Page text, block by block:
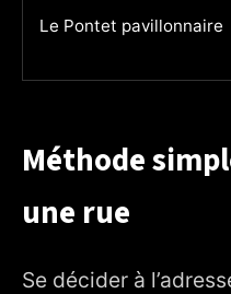
Le Pontet pavillonnaire
Méthode
une rue
Se décider à